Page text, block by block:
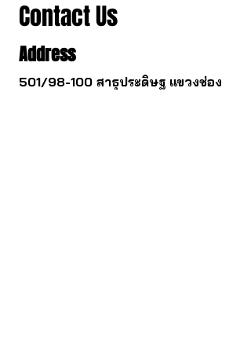
Contact Us
Address
501/98-100 สาธุประดิษฐ แขวงช่อง